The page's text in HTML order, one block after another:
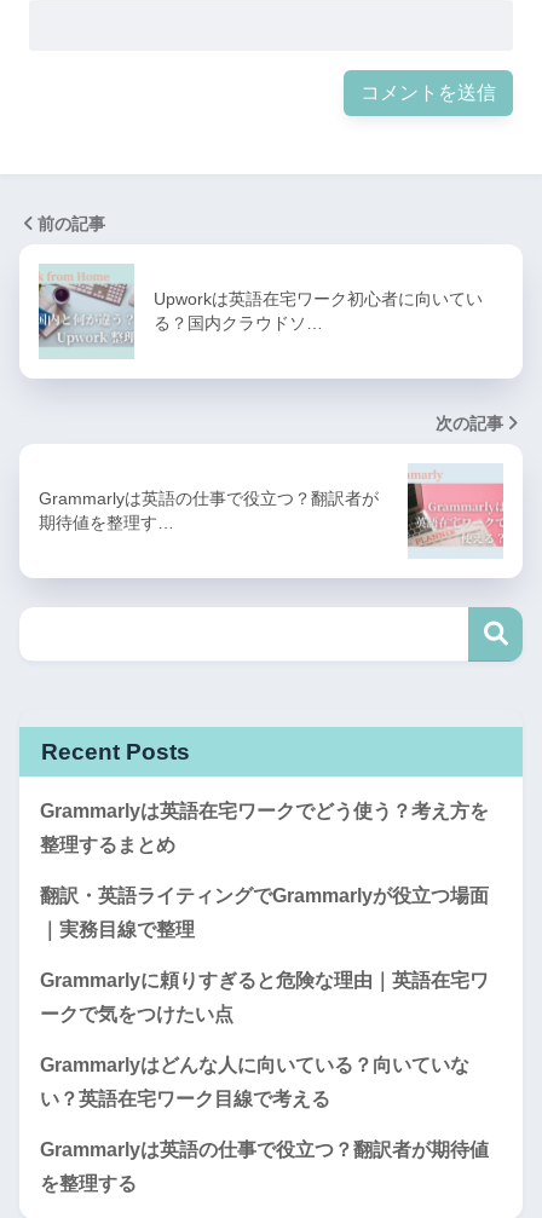
前の記事
Upworkは英語在宅ワーク初心者に向いてい
る？国内クラウドソ…
次の記事
Grammarlyは英語の仕事で役立つ？翻訳者が
期待値を整理す…
Recent Posts
Grammarlyは英語在宅ワークでどう使う？考え方を
整理するまとめ
翻訳・英語ライティングでGrammarlyが役立つ場面
｜実務目線で整理
Grammarlyに頼りすぎると危険な理由｜英語在宅ワ
ークで気をつけたい点
Grammarlyはどんな人に向いている？向いていな
い？英語在宅ワーク目線で考える
Grammarlyは英語の仕事で役立つ？翻訳者が期待値
を整理する